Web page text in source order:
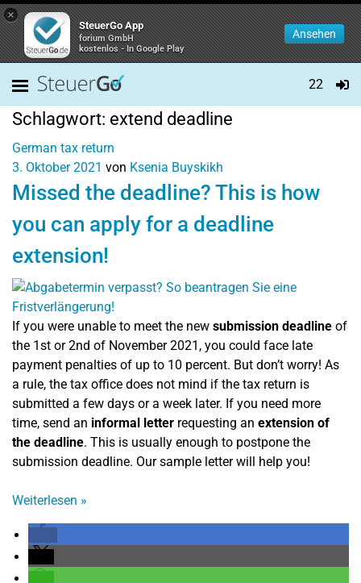
×
SteuerGo App
forium GmbH
kostenlos - In Google Play
Ansehen
22
Schlagwort: extend deadline
German tax return
3. Oktober 2021 von Ksenia Buyskikh
Missed the deadline? This is how
you can apply for a deadline
extension!
If you were unable to meet the new submission deadline of
the 1st or 2nd of November 2021, you could face late
payment penalties of up to 10 percent. But don’t worry! As
a rule, the tax office does not mind if the tax return is
submitted a few days or a week later. If you need more
time, send an informal letter requesting an extension of
the deadline. This is usually enough to postpone the
submission deadline. Our sample letter will help you!
Weiterlesen »